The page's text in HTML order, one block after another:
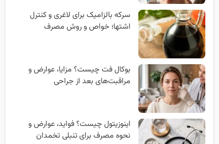
سرکه بالزامیک برای لاغری و کنترل
اشتها؛ خواص و روش مصرف
بوکال فت چیست؟ مزایا، عوارض و
مراقبت‌های بعد از جراحی
اینوزیتول چیست؟ فواید، عوارض و
نحوه مصرف برای تنبلی تخمدان